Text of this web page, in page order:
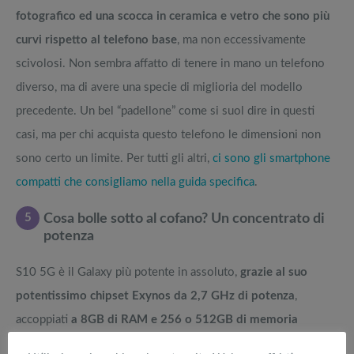
fotografico ed una scocca in ceramica e vetro che sono più
curvi rispetto al telefono base, ma non eccessivamente
scivolosi. Non sembra affatto di tenere in mano un telefono
diverso, ma di avere una specie di miglioria del modello
precedente. Un bel “padellone” come si suol dire in questi
casi, ma per chi acquista questo telefono le dimensioni non
sono certo un limite. Per tutti gli altri, ci sono gli smartphone
compatti che consigliamo nella guida specifica.
5
Cosa bolle sotto al cofano? Un concentrato di
potenza
S10 5G è il Galaxy più potente in assoluto, grazie al suo
potentissimo chipset Exynos da 2,7 GHz di potenza,
accoppiati a 8GB di RAM e 256 o 512GB di memoria